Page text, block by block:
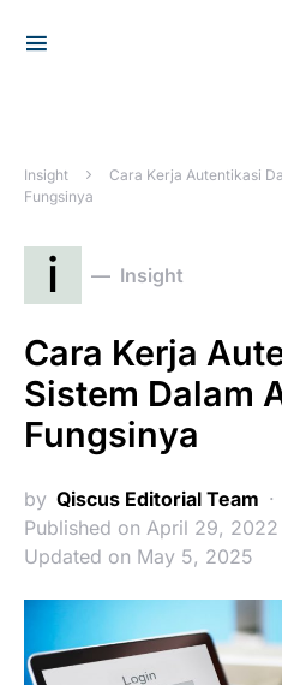
Insight
Cara Kerja Autentikasi
Fungsinya
i Insight
Cara Kerja
Sistem Dalam
Fungsinya
by Qiscus Editorial Team
Published on April 29, 2022
Updated on May 5, 2025